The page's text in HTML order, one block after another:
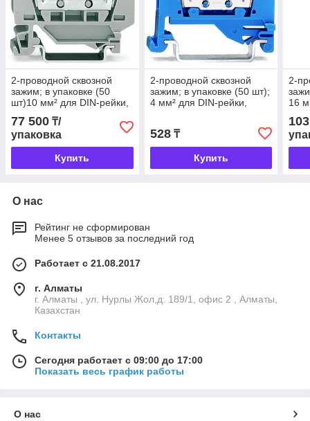
2-проводной сквозной
зажим; в упаковке (50
шт)10 мм² для DIN-рейки,
синий WAGO 284-104
77 500 ₸/
упаковка
Купить
2-проводной сквозной
зажим; в упаковке (50 шт);
4 мм² для DIN-рейки,
528₸
Купить
2-
16
О нас
Рейтинг не сформирован
Менее 5 отзывов за последний год
Работает с 21.08.2017
г. Алматы
г. Алматы , ул. Нурлы Жол,д. 189/1, офис 2 , Алматы,
Казахстан
Контакты
Сегодня работает с 09:00 до 17:00
Показать весь график работы
О нас